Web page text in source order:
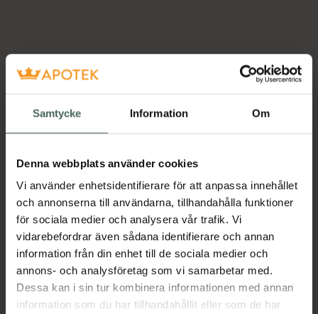
Samtycke Information Om
Denna webbplats använder cookies
Vi använder enhetsidentifierare för att anpassa innehållet
och annonserna till användarna, tillhandahålla funktioner
för sociala medier och analysera vår trafik. Vi
vidarebefordrar även sådana identifierare och annan
information från din enhet till de sociala medier och
annons- och analysföretag som vi samarbetar med.
Dessa kan i sin tur kombinera informationen med annan
information som du har tillhandahållit eller som de har